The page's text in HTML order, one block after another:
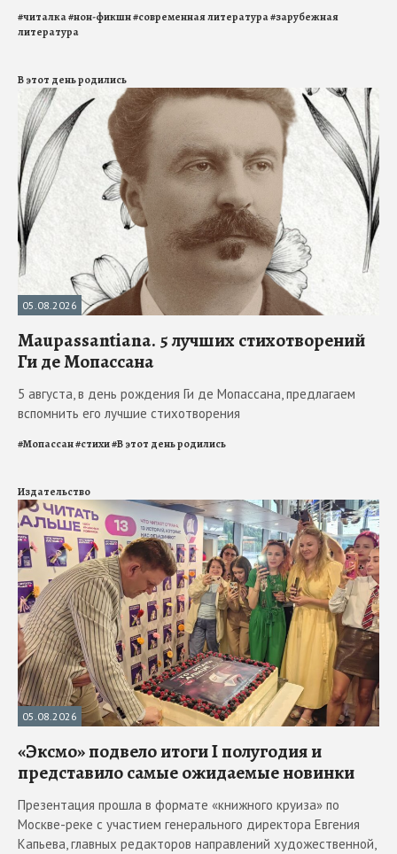
#читалка#нон-фикшн#современная литература#зарубежная
литература
В этот день родились
05.08.2026
Maupassantiana. 5 лучших стихотворений
Ги де Мопассана
5 августа, в день рождения Ги де Мопассана, предлагаем
вспомнить его лучшие стихотворения
#Мопассан#стихи#В этот день родились
Издательство
05.08.2026
«Эксмо» подвело итоги I полугодия и
представило самые ожидаемые новинки
Презентация прошла в формате «книжного круиза» по
Москве-реке с участием генерального директора Евгения
Капьева, главных редакторов направлений художественной,